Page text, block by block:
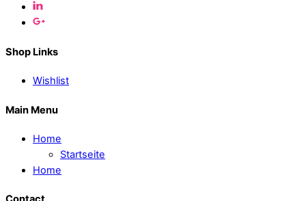
Shop Links
Wishlist
Main Menu
Home
Startseite
Home